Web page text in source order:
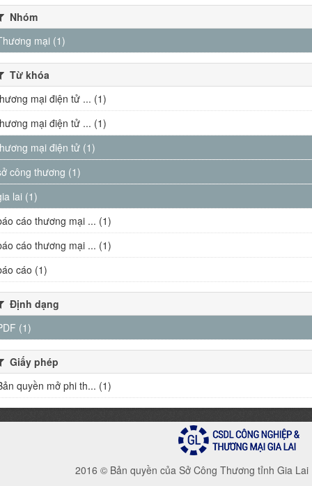
Nhóm
mại (1)
Từ khóa
mại điện tử ... (1)
mại điện tử ... (1)
mại điện tử (1)
công thương (1)
lai (1)
cáo thương mại ... (1)
cáo thương mại ... (1)
cáo (1)
Định dạng
(1)
Giấy phép
quyền mở phi th... (1)
2016 © Bản quyền của Sở Công Thương tỉnh Gia Lai